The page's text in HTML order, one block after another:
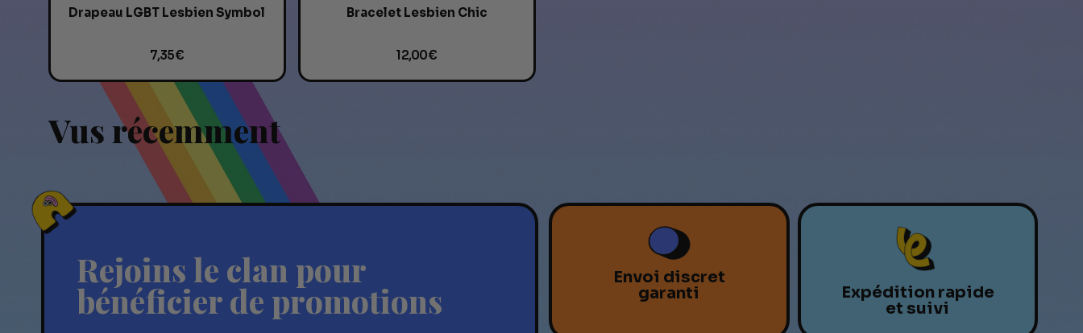
Drapeau LGBT Lesbien Symbol
7,35 €
Bracelet Lesbien Chic
12,00 €
Vus récemment
Rejoins le clan pour
bénéficier de promotions
Envoi discret
garanti
Expédition rapide
et suivi